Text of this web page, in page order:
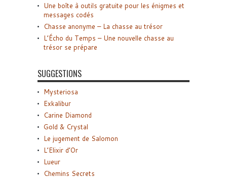
Une boîte à outils gratuite pour les énigmes et
messages codés
Chasse anonyme – La chasse au trésor
L’Écho du Temps – Une nouvelle chasse au
trésor se prépare
SUGGESTIONS
Mysteriosa
Exkalibur
Carine Diamond
Gold & Crystal
Le jugement de Salomon
L’Elixir d’Or
Lueur
Chemins Secrets